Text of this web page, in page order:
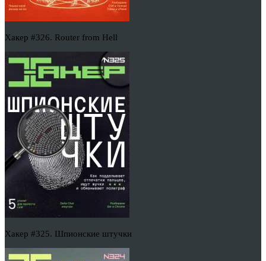
Хакер #326. Router from Hell
Хакер #325. Шпионские штучки